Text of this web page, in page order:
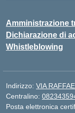
Amministrazione
Dichiarazione di
Whistleblowing
Indirizzo: VIA
Centralino:
Posta elettronica